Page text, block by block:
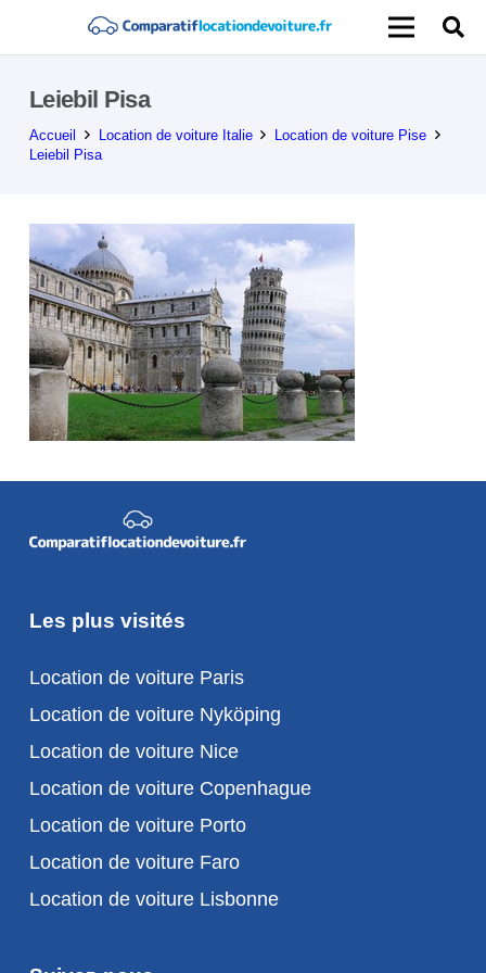
Leiebil Pisa
Accueil Location de voiture Italie
Location de voiture Pise
Leiebil Pisa
Les plus visités
Location de voiture Paris
Location de voiture Nyköping
Location de voiture Nice
Location de voiture Copenhague
Location de voiture Porto
Location de voiture Faro
Location de voiture Lisbonne